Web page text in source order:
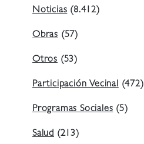
Noticias (8.412)
Obras (57)
Otros (53)
Participación Vecinal (472)
Programas Sociales (5)
Salud (213)